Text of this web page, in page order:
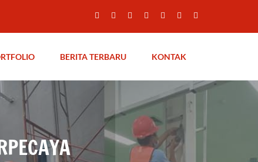
BERITA TERBARU KONTAK